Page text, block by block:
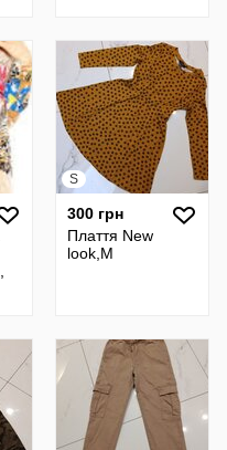
S
300 грн
Плаття New
look,M